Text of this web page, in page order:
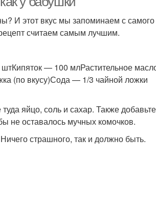
И этот вкус мы запоминаем с самого
считаем самым лучшим.
— 100 млРастительное
(по вкусу)Сода — 1/3 чайной ложки
яйцо, соль и сахар. Также
не оставалось мучных комочков.
страшного, так и должно быть.